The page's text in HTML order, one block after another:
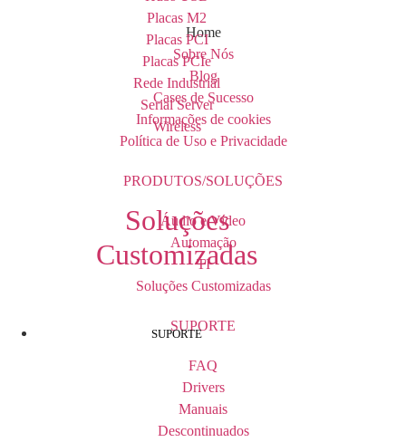
Placas M2
Placas PCI
Placas PCIe
Rede Industrial
Serial Server
Wireless
Soluções
Customizadas
SUPORTE
Home
Sobre Nós
Blog
Cases de Sucesso
Informações de cookies
Política de Uso e Privacidade
PRODUTOS/SOLUÇÕES
Áudio e Vídeo
Automação
TI
Soluções Customizadas
SUPORTE
FAQ
Drivers
Manuais
Descontinuados